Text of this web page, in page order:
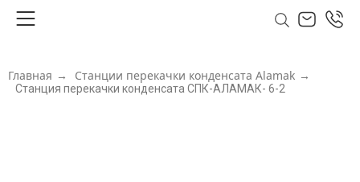
Главная → Станции перекачки конденсата Alamak →
Станция перекачки конденсата СПК-АЛАМАК- 6-2